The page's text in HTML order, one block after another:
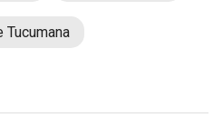
Tucumana